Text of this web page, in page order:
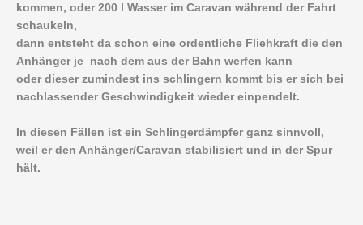
kommen, oder 200 l Wasser im Caravan während der Fahrt
schaukeln,
dann entsteht da schon eine ordentliche Fliehkraft die den
Anhänger je nach dem aus der Bahn werfen kann
oder dieser zumindest ins schlingern kommt bis er sich bei
nachlassender Geschwindigkeit wieder einpendelt.
In diesen Fällen ist ein Schlingerdämpfer ganz sinnvoll,
weil er den Anhänger/Caravan stabilisiert und in der Spur
hält.